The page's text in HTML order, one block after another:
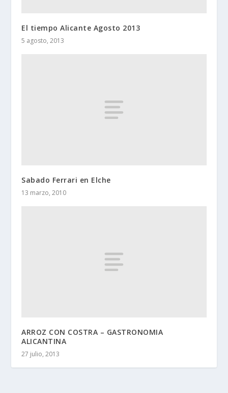
El tiempo Alicante Agosto 2013
5 agosto, 2013
Sabado Ferrari en Elche
13 marzo, 2010
ARROZ CON COSTRA – GASTRONOMIA
ALICANTINA
27 julio, 2013